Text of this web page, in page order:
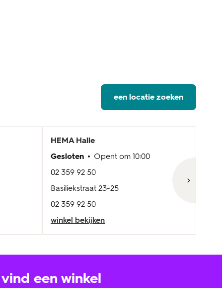
een locatie zoeken
HEMA Halle
Gesloten
Opent om 10:00
02 359 92 50
Basiliekstraat 23-25
02 359 92 50
winkel bekijken
vind een winkel